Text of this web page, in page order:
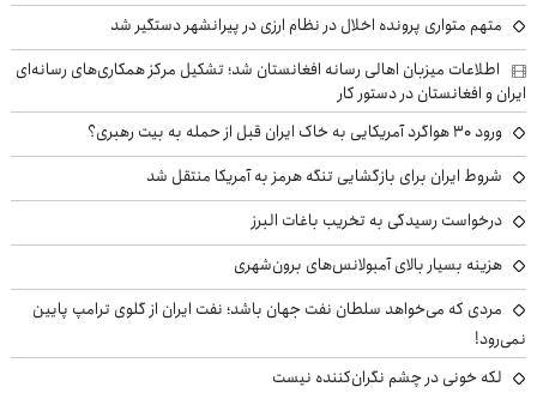
متهم متواری پرونده اخلال در نظام ارزی در پیرانشهر دستگیر شد
اطلاعات میزبان اهالی رسانه افغانستان شد؛ تشکیل مرکز همکاری‌های رسانه‌ای
ایران و افغانستان در دستور کار
ورود ۳۰ هواگرد آمریکایی به خاک ایران قبل از حمله به بیت رهبری؟
شروط ایران برای بازگشایی تنگه هرمز به آمریکا منتقل شد
درخواست رسیدگی به تخریب باغات البرز
هزینه بسیار بالای آمبولانس‌های برون‌شهری
مردی که می‌خواهد سلطان نفت جهان باشد؛ نفت ایران از گلوی ترامپ پایین
نمی‌رود!
لکه خونی در چشم نگران‌کننده نیست